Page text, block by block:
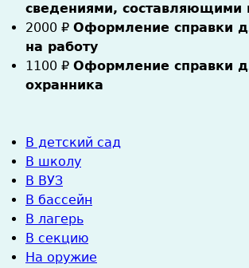
сведениями, составляющими
2000 ₽ Оформление справки
на работу
1100 ₽ Оформление справки
охранника
В детский сад
В школу
В ВУЗ
В бассейн
В лагерь
В секцию
На оружие